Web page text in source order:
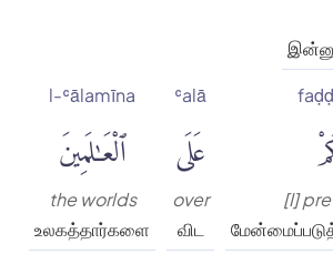
[I]
ʿalā
عَلَى
over
விட
l-ʿālamīna
ٱلْعَٰلَمِينَ
the worlds
உலகத்தார்களை